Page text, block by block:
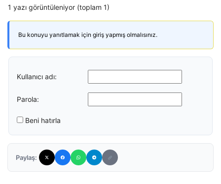
1 yazı görüntüleniyor (toplam 1)
Bu konuyu yanıtlamak için giriş yapmış olmalısınız.
Kullanıcı adı:
Parola:
Beni hatırla
Paylaş: